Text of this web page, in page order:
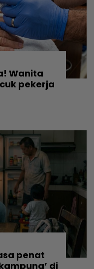
Wanita
pekerja
penat
di